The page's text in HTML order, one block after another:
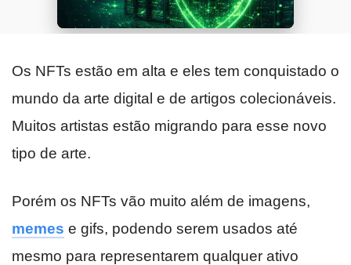
Os NFTs estão em alta e eles tem conquistado o
mundo da arte digital e de artigos colecionáveis.
Muitos artistas estão migrando para esse novo
tipo de arte.
Porém os NFTs vão muito além de imagens,
memes e gifs, podendo serem usados até
mesmo para representarem qualquer ativo